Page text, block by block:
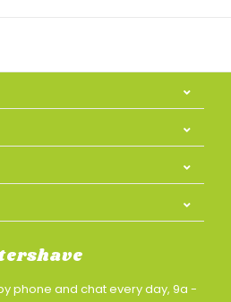
phone and chat every day, 9a -